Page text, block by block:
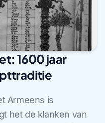
1600 jaar
Armeens is
het de klanken van